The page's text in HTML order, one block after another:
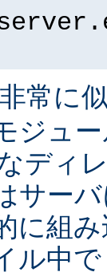
常に
ジュ
ディ
サー
に組
ル中